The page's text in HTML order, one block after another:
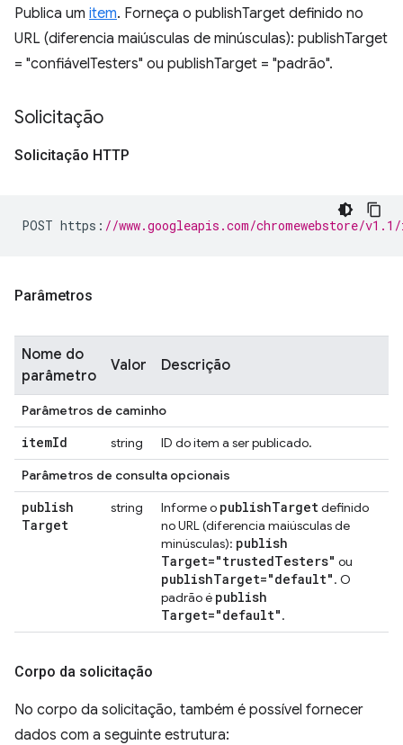
Publica um item. Forneça o publishTarget definido no
URL (diferencia maiúsculas de minúsculas): publishTarget
= "confiávelTesters" ou publishTarget = "padrão".
Solicitação
Solicitação HTTP
POST https : //www.googleapis.com/chromewebstore/
Parâmetros
Nome do
parâmetro
Valor Descrição
Parâmetros de caminho
itemId string
ID do item a ser publicado.
Parâmetros de consulta opcionais
publish
Target
string Informe o publishTargetdefinido
no URL (diferencia maiúsculas de
minúsculas): publish
Target="trustedTesters" ou
publishTarget="default". O
padrão é publish
Target="default".
Corpo da solicitação
No corpo da solicitação, também é possível fornecer
dados com a seguinte estrutura: